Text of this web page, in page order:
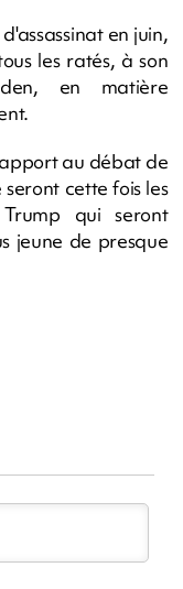
en juin,
les ratés, à son
en matière
au débat de
cette fois les
qui seront
jeune de presque